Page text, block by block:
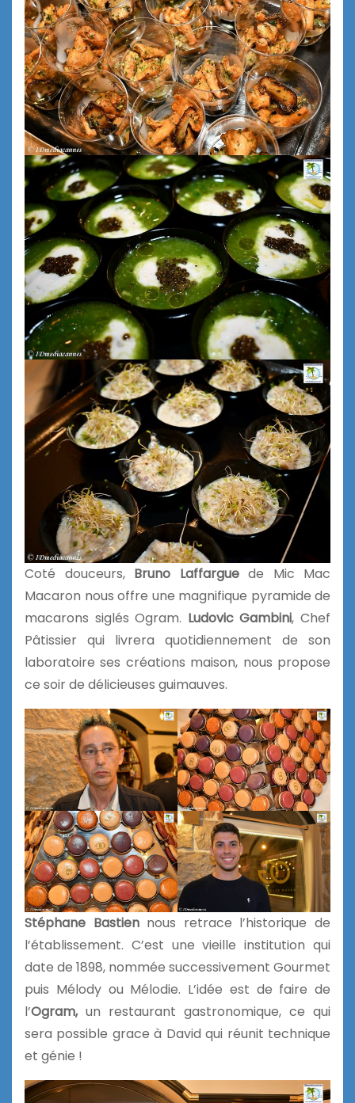
Coté douceurs, Bruno Laffarguede Mic Mac
Macaron nous offre une magnifique pyramide de
macarons siglés Ogram. Ludovic Gambini, Chef
Pâtissier qui livrera quotidiennement de son
laboratoire ses créations maison, nous propose
ce soir de délicieuses guimauves.
Stéphane Bastien nous retrace l’historique de
l’établissement. C’est une vieille institution qui
date de 1898, nommée successivement Gourmet
puis Mélody ou Mélodie. L’idée est de faire de
l’Ogram, un restaurant gastronomique, ce qui
sera possible grace à David qui réunit technique
et génie !